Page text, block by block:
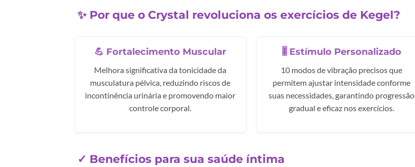
✨ Por que o Crystal revoluciona os exercícios de Kegel?
💪 Fortalecimento Muscular
Melhora significativa da tonicidade da
musculatura pélvica, reduzindo riscos de
incontinência urinária e promovendo maior
controle corporal.
🎚️ Estímulo Personalizado
10 modos de vibração precisos que
permitem ajustar intensidade conforme
suas necessidades, garantindo progressão
gradual e eficaz nos exercícios.
✓ Benefícios para sua saúde íntima